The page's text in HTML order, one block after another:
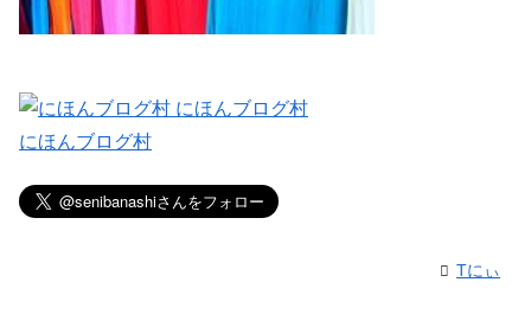
にほんブログ村
Tにぃ